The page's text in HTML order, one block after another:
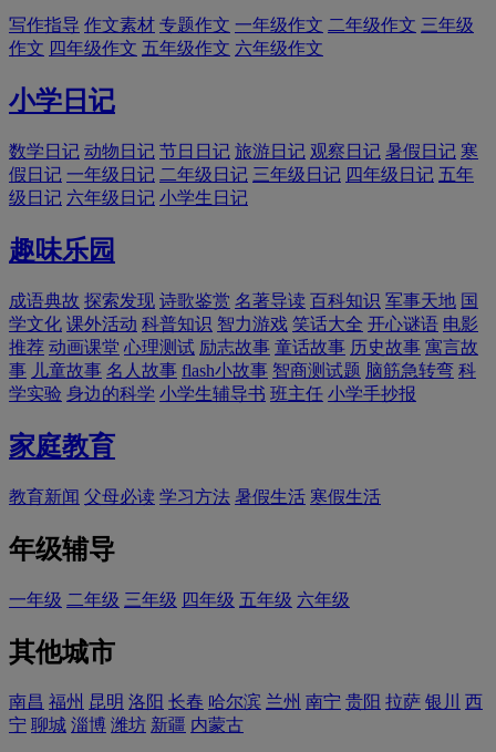
写作指导 作文素材 专题作文 一年级作文 二年级作文 三年级
作文 四年级作文 五年级作文 六年级作文
小学日记
数学日记 动物日记 节日日记 旅游日记 观察日记 暑假日记 寒
假日记 一年级日记 二年级日记 三年级日记 四年级日记 五年
级日记 六年级日记 小学生日记
趣味乐园
成语典故 探索发现 诗歌鉴赏 名著导读 百科知识 军事天地 国
学文化 课外活动 科普知识 智力游戏 笑话大全 开心谜语 电影
推荐 动画课堂 心理测试 励志故事 童话故事 历史故事 寓言故
事 儿童故事 名人故事 flash小故事 智商测试题 脑筋急转弯 科
学实验 身边的科学 小学生辅导书 班主任 小学手抄报
家庭教育
教育新闻 父母必读 学习方法 暑假生活 寒假生活
年级辅导
一年级 二年级 三年级 四年级 五年级 六年级
其他城市
南昌 福州 昆明 洛阳 长春 哈尔滨 兰州 南宁 贵阳 拉萨 银川 西
宁 聊城 淄博 潍坊 新疆 内蒙古